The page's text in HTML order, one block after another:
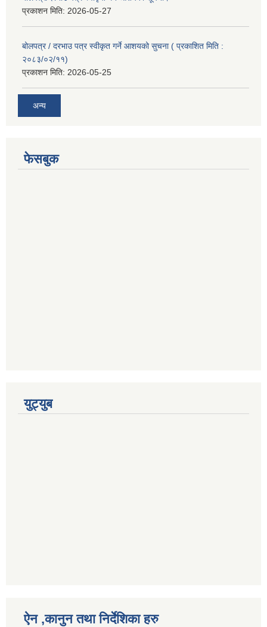
प्रकाशन मिति: 2026-05-27
बोलपत्र / दरभाउ पत्र स्वीकृत गर्ने आशयको सुचना ( प्रकाशित मिति :
२०८३/०२/११)
प्रकाशन मिति: 2026-05-25
अन्य
फेसबुक
युट्युब
ऐन ,कानुन तथा निर्देशिका हरु